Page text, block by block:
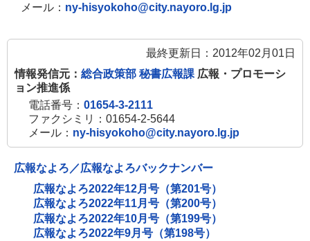
メール： ny-hisyokoho@city.nayoro.lg.jp
最終更新日：2012年02月01日
情報発信元： 総合政策部 秘書広報課 広報・プロモーシ
ョン推進係
電話番号： 01654-3-2111
ファクシミリ：01654-2-5644
メール： ny-hisyokoho@city.nayoro.lg.jp
広報なよろ／広報なよろバックナンバー
広報なよろ2022年12月号（第201号）
広報なよろ2022年11月号（第200号）
広報なよろ2022年10月号（第199号）
広報なよろ2022年9月号（第198号）